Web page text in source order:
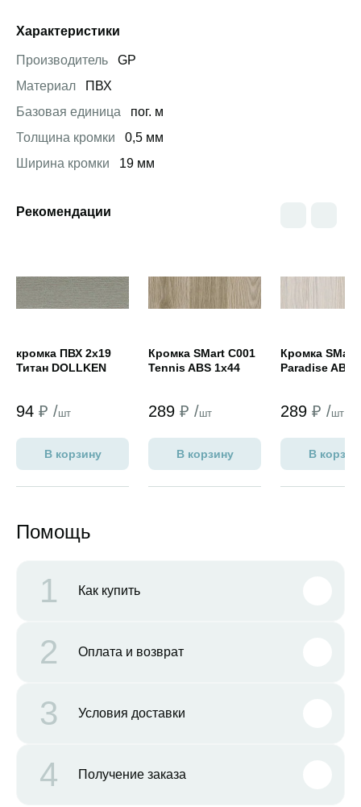
Характеристики
Производитель
GP
Материал
ПВХ
Базовая единица
пог. м
Толщина кромки
0,5 мм
Ширина кромки
19 мм
Рекомендации
кромка ПВХ 2х19
Титан DOLLKEN
94 ₽ /шт
В корзину
Кромка SMart C001
Tennis ABS 1x44
289 ₽ /шт
В корзину
Кромка SMart
Paradise ABS
289 ₽ /шт
В
Помощь
1 Как купить
2 Оплата и возврат
3 Условия доставки
4 Получение заказа